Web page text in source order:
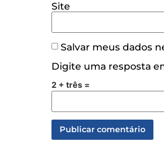
Site
Salvar meus dados
Digite uma resposta
2 + três =